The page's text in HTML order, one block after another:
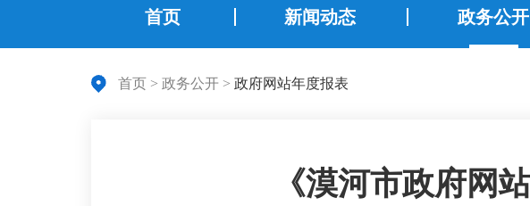
首页 新闻动态 政务公开
首页 > 政务公开 > 政府网站年度报表
《漠河市政府网